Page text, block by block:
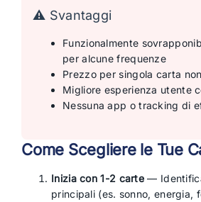
⚠️ Svantaggi
Funzionalmente
per alcune frequenze
Prezzo per singola carta
Migliore esperienza utente
Nessuna app o tracking di
Come Scegliere le Tue
Inizia con 1-2 carte —
principali (es. sonno, energia,